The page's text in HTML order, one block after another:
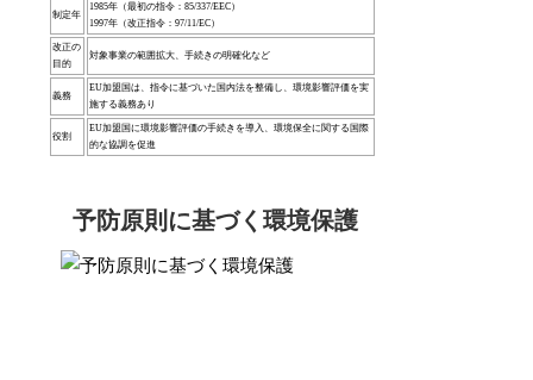
制定年
1985年（最初の指令：85/337/EEC）
1997年（改正指令：97/11/EC）
改正の
目的
対象事業の範囲拡大、手続きの明確化など
義務
EU加盟国は、指令に基づいた国内法を整備し、環境影響評価を実
施する義務あり
役割
EU加盟国に環境影響評価の手続きを導入、環境保全に関する国際
的な協調を促進
予防原則に基づく環境保護